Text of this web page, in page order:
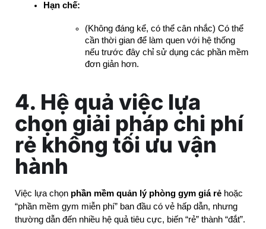
Hạn chế:
(Không đáng kể, có thể cân nhắc) Có thể
cần thời gian để làm quen với hệ thống
nếu trước đây chỉ sử dụng các phần mềm
đơn giản hơn.
4. Hệ quả việc lựa
chọn giải pháp chi phí
rẻ không tối ưu vận
hành
Việc lựa chọn phần mềm quản lý phòng gym giá rẻ hoặc
“phần mềm gym miễn phí” ban đầu có vẻ hấp dẫn, nhưng
thường dẫn đến nhiều hệ quả tiêu cực, biến “rẻ” thành “đắt”.